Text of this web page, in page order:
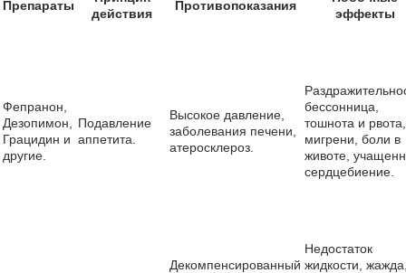
Препараты
действия
Противопоказания
эффекты
Фепранон,
Дезопимон,
Грацидин и
другие.
Подавление
аппетита.
Высокое давление,
заболевания печени,
атеросклероз.
бессонница,
тошнота и рвота,
мигрени, боли в
животе,
сердцебиение.
Декомпенсированный
Недостаток
жидкости,